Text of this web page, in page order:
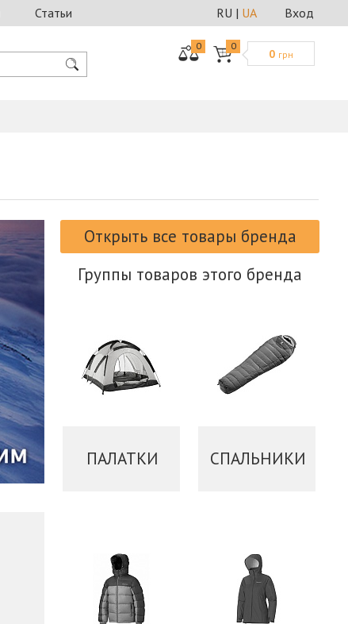
Статьи Вход
RU | UA
0 0
0 грн
Открыть все товары бренда
Группы товаров этого бренда
ПАЛАТКИ СПАЛЬНИКИ